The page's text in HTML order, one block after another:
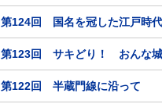
第124回 国名を冠した江戸時代
第123回 サキどり！ おんな城
第122回 半蔵門線に沿って